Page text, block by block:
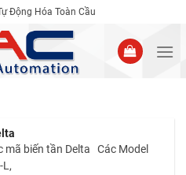
Động Hóa Toàn Cầu
mã biến tần Delta Các Model
L,